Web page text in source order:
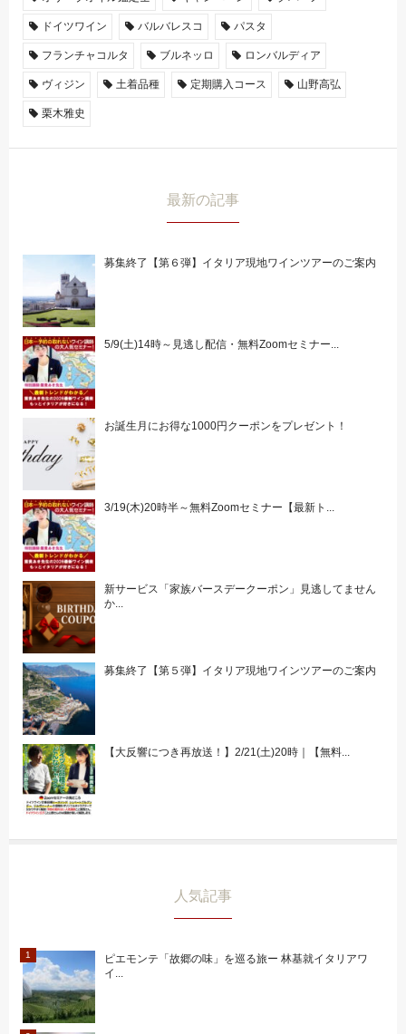
ドイツワイン バルバレスコ パスタ
フランチャコルタ ブルネッロ ロンバルディア
ヴィジン 土着品種 定期購入コース 山野高弘
栗木雅史
最新の記事
募集終了【第６弾】イタリア現地ワインツアーのご案内
5/9(土)14時～見逃し配信・無料Zoomセミナー...
お誕生月にお得な1000円クーポンをプレゼント！
3/19(木)20時半～無料Zoomセミナー【最新ト...
新サービス「家族バースデークーポン」見逃してません
か...
募集終了【第５弾】イタリア現地ワインツアーのご案内
【大反響につき再放送！】2/21(土)20時｜【無料...
人気記事
ピエモンテ「故郷の味」を巡る旅ー 林基就イタリアワ
イ...